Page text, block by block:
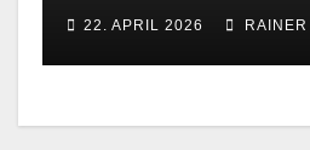
22. APRIL 2026